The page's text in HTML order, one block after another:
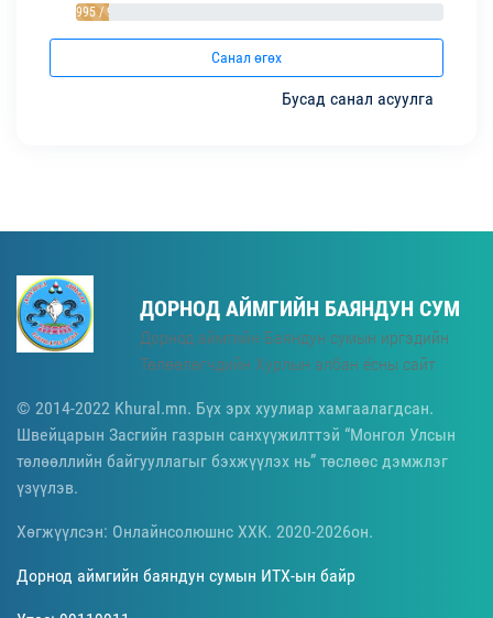
995 / 9%
Санал өгөх
Бусад санал асуулга
ДОРНОД АЙМГИЙН БАЯНДУН СУМ
Дорнод аймгийн Баяндун сумын иргэдийн
Төлөөлөгчдийн Хурлын албан ёсны сайт
© 2014-2022 Khural.mn. Бүх эрх хуулиар хамгаалагдсан.
Швейцарын Засгийн газрын санхүүжилттэй “Монгол Улсын
төлөөллийн байгууллагыг бэхжүүлэх нь” төслөөс дэмжлэг
үзүүлэв.
Хөгжүүлсэн: Онлайнсолюшнс ХХК. 2020-2026он.
Дорнод аймгийн баяндун сумын ИТХ-ын байр